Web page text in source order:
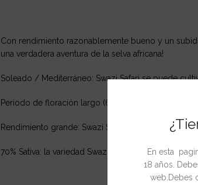
En esta
18 años.
web.Debes
Con rendimiento razonablemente bueno y un
una verdadera aventura de la selva africana!
Soleado / Mediterráneo: Swazi Safari se puede
Periodo de floración largo (65 – 80 días): Swazi
Rendimiento grande: Swazi Safari puede producir
70% Sativa: la variedad Swazi Safari tiene una gran